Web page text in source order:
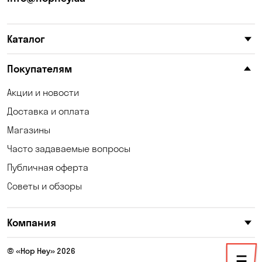
Клинцы
Корсунцы
Коцюбинское
Кривой Рог
Кропивницкий
Каталог
Покупателям
Акции и новости
Доставка и оплата
Магазины
Часто задаваемые вопросы
Публичная оферта
Советы и обзоры
Компания
© «Hop Hey» 2026